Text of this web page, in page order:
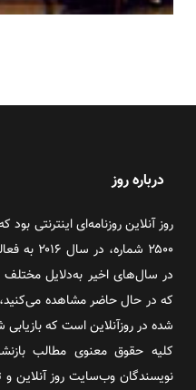
درباره روز
۲۵۰۰
در سال‌های اخیر به‌دلایل
که در حال حاضر مشاهده
شده در روزآنلاین است که بازیابی
کلیه حقوق معنوی مطالب
نویسندگان وب‌سایت روز آنلاین و